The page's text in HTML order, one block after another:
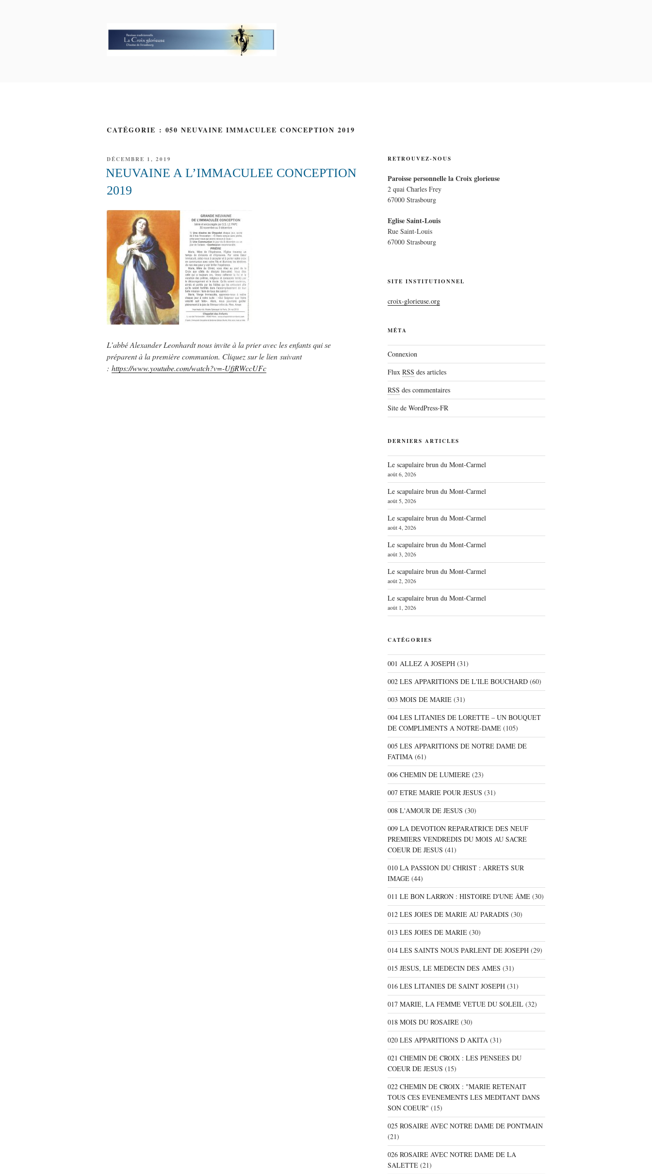
CATÉGORIE : 050 NEUVAINE IMMACULEE CONCEPTION 2019
PUBLIÉ
DÉCEMBRE 1, 2019
NEUVAINE A L’IMMACULEE CONCEPTION
2019
L’abbé Alexander Leonhardt nous invite à la prier avec les enfants qui se
préparent à la première communion. Cliquez sur le lien suivant
: https://www.youtube.com/watch?v=-UfjRWccUFc
RETROUVEZ-NOUS
Paroisse personnelle la Croix glorieuse
2 quai Charles Frey
67000 Strasbourg
Eglise Saint-Louis
Rue Saint-Louis
67000 Strasbourg
SITE INSTITUTIONNEL
croix-glorieuse.org
MÉTA
Connexion
Flux RSS des articles
RSS des commentaires
Site de WordPress-FR
DERNIERS ARTICLES
Le scapulaire brun du Mont-Carmel
août 6, 2026
Le scapulaire brun du Mont-Carmel
août 5, 2026
Le scapulaire brun du Mont-Carmel
août 4, 2026
Le scapulaire brun du Mont-Carmel
août 3, 2026
Le scapulaire brun du Mont-Carmel
août 2, 2026
Le scapulaire brun du Mont-Carmel
août 1, 2026
CATÉGORIES
001 ALLEZ A JOSEPH(31)
002 LES APPARITIONS DE L'ILE BOUCHARD(60)
003 MOIS DE MARIE(31)
004 LES LITANIES DE LORETTE – UN BOUQUET
DE COMPLIMENTS A NOTRE-DAME(105)
005 LES APPARITIONS DE NOTRE DAME DE
FATIMA(61)
006 CHEMIN DE LUMIERE(23)
007 ETRE MARIE POUR JESUS (31)
008 L'AMOUR DE JESUS (30)
009 LA DEVOTION REPARATRICE DES NEUF
PREMIERS VENDREDIS DU MOIS AU SACRE
COEUR DE JESUS (41)
010 LA PASSION DU CHRIST : ARRETS SUR
IMAGE(44)
011 LE BON LARRON : HISTOIRE D'UNE ÂME(30)
012 LES JOIES DE MARIE AU PARADIS (30)
013 LES JOIES DE MARIE(30)
014 LES SAINTS NOUS PARLENT DE JOSEPH(29)
015 JESUS, LE MEDECIN DES AMES (31)
016 LES LITANIES DE SAINT JOSEPH(31)
017 MARIE, LA FEMME VETUE DU SOLEIL(32)
018 MOIS DU ROSAIRE(30)
020 LES APPARITIONS D AKITA(31)
021 CHEMIN DE CROIX : LES PENSEES DU
COEUR DE JESUS (15)
022 CHEMIN DE CROIX : "MARIE RETENAIT
TOUS CES EVENEMENTS LES MEDITANT DANS
SON COEUR" (15)
025 ROSAIRE AVEC NOTRE DAME DE PONTMAIN
(21)
026 ROSAIRE AVEC NOTRE DAME DE LA
SALETTE(21)